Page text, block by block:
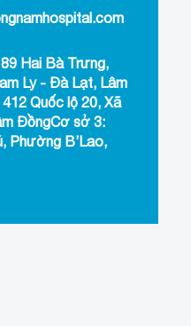
Hai Bà Trưng,
Ly - Đà Lạt, Lâm
Quốc lộ 20, Xã
ĐồngCơ sở 3:
Phường B’Lao,